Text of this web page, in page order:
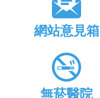
網站意見箱
無菸醫院